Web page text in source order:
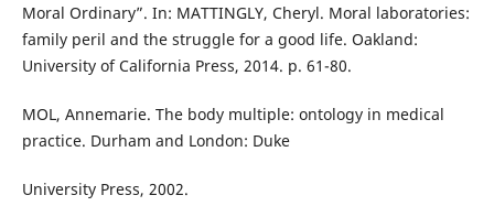
Moral Ordinary”. In: MATTINGLY, Cheryl. Moral laboratories:
family peril and the struggle for a good life. Oakland:
University of California Press, 2014. p. 61-80.
MOL, Annemarie. The body multiple: ontology in medical
practice. Durham and London: Duke
University Press, 2002.